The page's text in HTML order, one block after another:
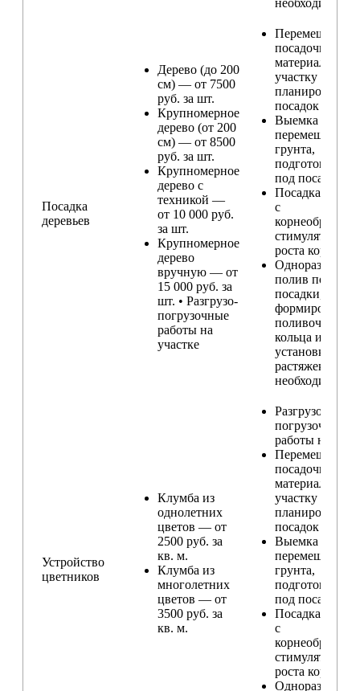
Посадка
деревьев
Дерево (до 200
см) — от 7500
руб. за шт.
Крупномерное
дерево (от 200
см) — от 8500
руб. за шт.
Крупномерное
дерево с
техникой —
от 10 000 руб.
за шт.
Крупномерное
дерево
вручную — от
15 000 руб. за
шт. • Разгрузо-
погрузочные
работы на
участке
Перемещение
посадочного
материала по
участку и
планирование
посадок
Выемка и
перемещение
грунта,
подготовка
под посадку
Посадка
с
стимулятором
роста корней
Одноразовый
полив после
посадки,
формирование
поливочного
кольца и
установка
растяжек (при
Устройство
цветников
Клумба из
однолетних
цветов — от
2500 руб. за
кв. м.
Клумба из
многолетних
цветов — от
3500 руб. за
кв. м.
Разгрузо-
погрузочные
работы на
Перемещение
посадочного
материала по
участку и
планирование
посадок
Выемка и
перемещение
грунта,
подготовка
под посадку
Посадка
с
стимулятором
роста корней
Одноразовый